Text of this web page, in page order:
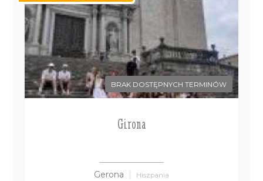
BRAK DOSTĘPNYCH TERMINÓW
Girona
Gerona Hiszpania